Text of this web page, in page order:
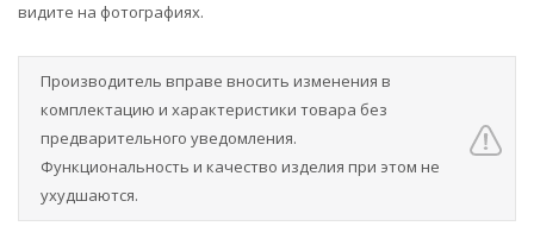
видите на фотографиях.
Производитель вправе вносить изменения в
комплектацию и характеристики товара без
предварительного уведомления.
Функциональность и качество изделия при этом не
ухудшаются.